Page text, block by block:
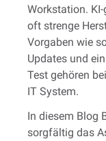
Workstation.
oft strenge
Vorgaben wie
Updates und
Test gehören
IT System.
In diesem Blog
sorgfältig das